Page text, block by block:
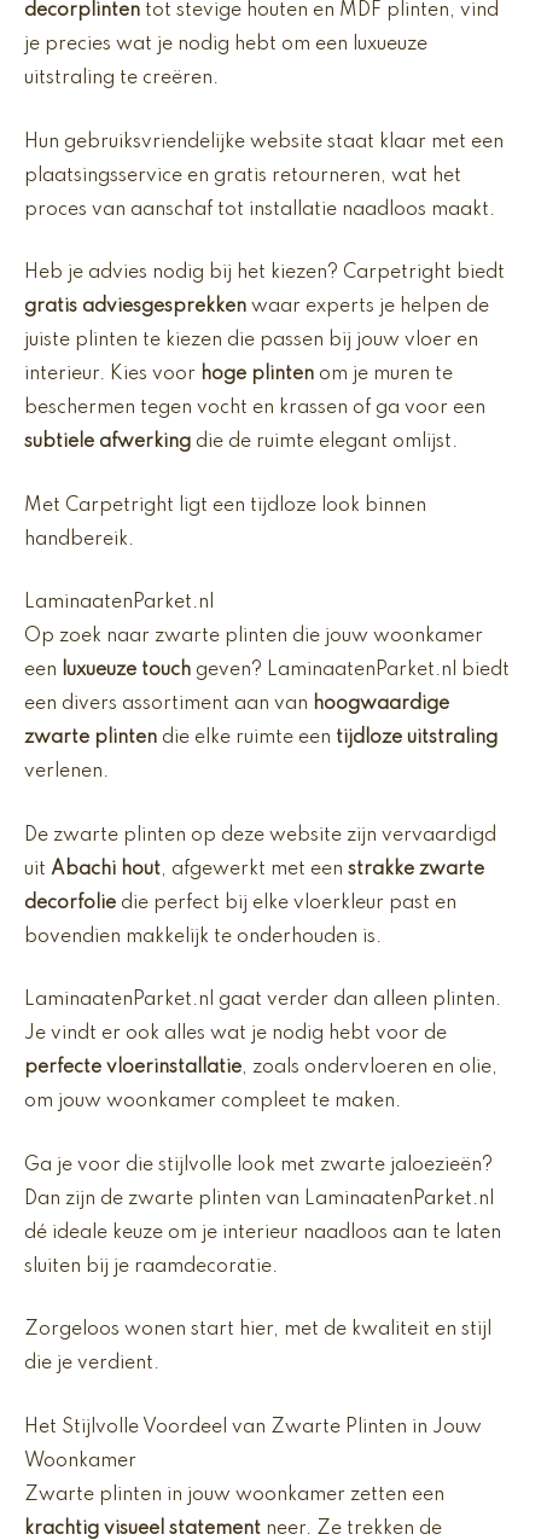
decorplinten tot stevige houten en MDF plinten, vind
je precies wat je nodig hebt om een luxueuze
uitstraling te creëren.
Hun gebruiksvriendelijke website staat klaar met een
plaatsingsservice en gratis retourneren, wat het
proces van aanschaf tot installatie naadloos maakt.
Heb je advies nodig bij het kiezen? Carpetright biedt
gratis adviesgesprekken waar experts je helpen de
juiste plinten te kiezen die passen bij jouw vloer en
interieur. Kies voor hoge plinten om je muren te
beschermen tegen vocht en krassen of ga voor een
subtiele afwerking die de ruimte elegant omlijst.
Met Carpetright ligt een tijdloze look binnen
handbereik.
LaminaatenParket.nl
Op zoek naar zwarte plinten die jouw woonkamer
een luxueuze touch geven? LaminaatenParket.nl biedt
een divers assortiment aan van hoogwaardige
zwarte plinten die elke ruimte een tijdloze uitstraling
verlenen.
De zwarte plinten op deze website zijn vervaardigd
uit Abachi hout, afgewerkt met een strakke zwarte
decorfolie die perfect bij elke vloerkleur past en
bovendien makkelijk te onderhouden is.
LaminaatenParket.nl gaat verder dan alleen plinten.
Je vindt er ook alles wat je nodig hebt voor de
perfecte vloerinstallatie, zoals ondervloeren en olie,
om jouw woonkamer compleet te maken.
Ga je voor die stijlvolle look met zwarte jaloezieën?
Dan zijn de zwarte plinten van LaminaatenParket.nl
dé ideale keuze om je interieur naadloos aan te laten
sluiten bij je raamdecoratie.
Zorgeloos wonen start hier, met de kwaliteit en stijl
die je verdient.
Het Stijlvolle Voordeel van Zwarte Plinten in Jouw
Woonkamer
Zwarte plinten in jouw woonkamer zetten een
krachtig visueel statement neer. Ze trekken de